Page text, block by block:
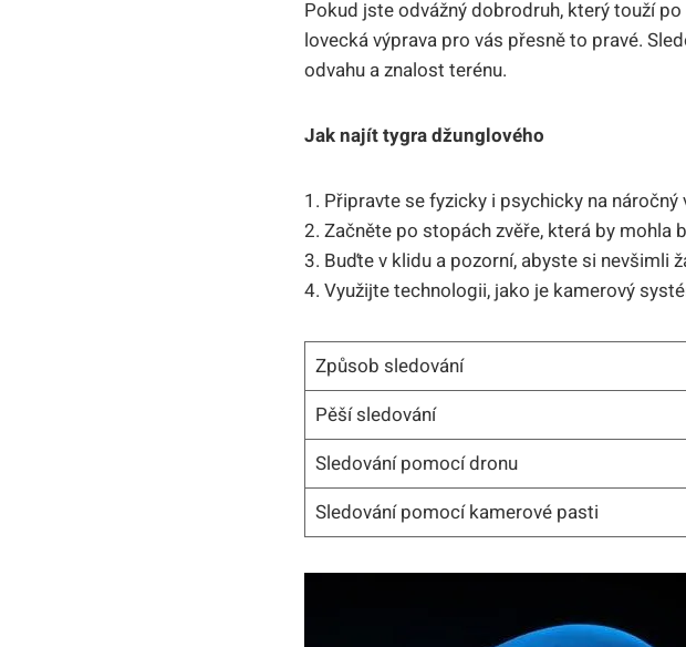
Pokud jste odvážný dobrodruh, který touží
lovecká výprava pro vás přesně to pravé.
odvahu a znalost terénu.
Jak najít tygra džunglového
1. Připravte se fyzicky i psychicky na náročný
2. Začněte po stopách zvěře, která by mohla
3. Buďte v klidu a pozorní, abyste si nevšimli
4. Využijte technologii, jako je kamerový
Způsob sledování
Pěší sledování
Sledování pomocí dronu
Sledování pomocí kamerové pasti